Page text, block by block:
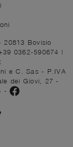
Bovisio
0362-590674 |
e C. Sas - P.IVA
dei Giovi, 27 -
-